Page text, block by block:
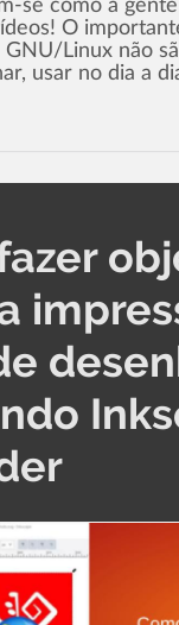
se como a
O
GNU/Linux não
usar no dia a